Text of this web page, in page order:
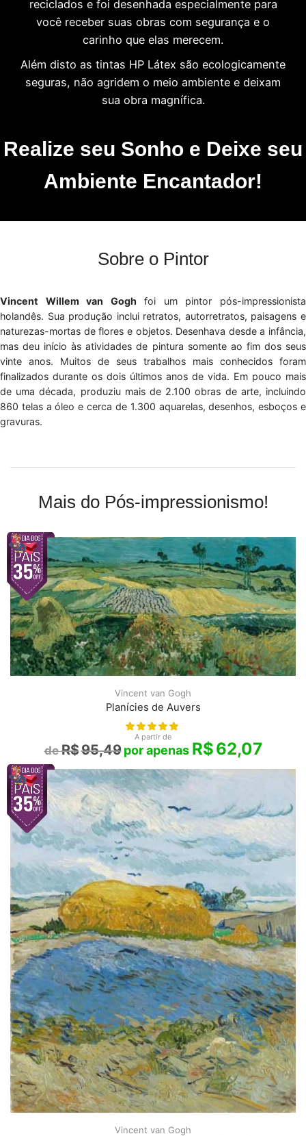
reciclados e foi desenhada especialmente para
você receber suas obras com segurança e o
carinho que elas merecem.
Além disto as tintas HP Látex são ecologicamente
seguras, não agridem o meio ambiente e deixam
sua obra magnífica.
Realize seu Sonho e Deixe seu
Ambiente Encantador!
Sobre o Pintor
Vincent Willem van Gogh foi um pintor pós-impressionista
holandês. Sua produção inclui retratos, autorretratos, paisagens e
naturezas-mortas de flores e objetos. Desenhava desde a infância,
mas deu início às atividades de pintura somente ao fim dos seus
vinte anos. Muitos de seus trabalhos mais conhecidos foram
finalizados durante os dois últimos anos de vida. Em pouco mais
de uma década, produziu mais de 2.100 obras de arte, incluindo
860 telas a óleo e cerca de 1.300 aquarelas, desenhos, esboços e
gravuras.
Mais do Pós-impressionismo!
Vincent van Gogh
Planícies de Auvers
A partir de
R$95,49 R$62,07
Vincent van Gogh